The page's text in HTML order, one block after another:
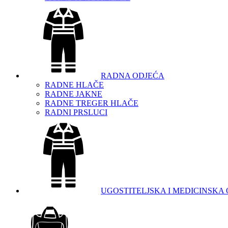
RADNA ODJEĆA
RADNE HLAČE
RADNE JAKNE
RADNE TREGER HLAČE
RADNI PRSLUCI
UGOSTITELJSKA I MEDICINSKA